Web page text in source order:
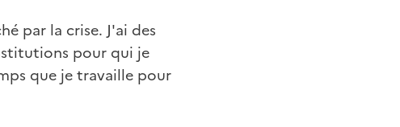
par la crise. J'ai des
pour qui je
que je travaille pour